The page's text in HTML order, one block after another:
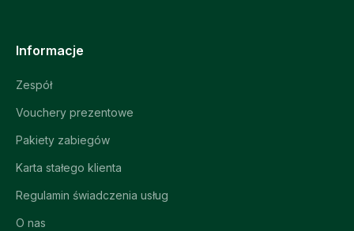
Informacje
Zespół
Vouchery prezentowe
Pakiety zabiegów
Karta stałego klienta
Regulamin świadczenia usług
O nas